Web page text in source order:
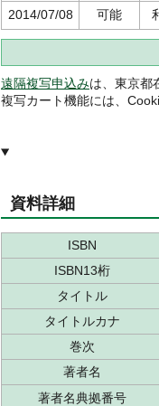
2014/07/08 可能
遠隔複写申込みは、東京都
複写カート機能には、
資料詳細
ISBN
ISBN13桁
タイトル
タイトルカナ
巻次
著者名
著者名典拠番号